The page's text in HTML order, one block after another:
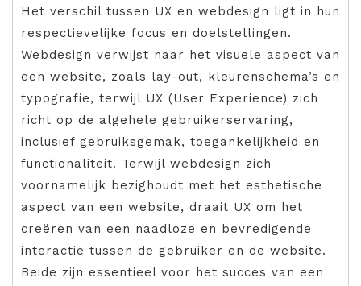
Het verschil tussen UX en webdesign ligt in hun
respectievelijke focus en doelstellingen.
Webdesign verwijst naar het visuele aspect van
een website, zoals lay-out, kleurenschema’s en
typografie, terwijl UX (User Experience) zich
richt op de algehele gebruikerservaring,
inclusief gebruiksgemak, toegankelijkheid en
functionaliteit. Terwijl webdesign zich
voornamelijk bezighoudt met het esthetische
aspect van een website, draait UX om het
creëren van een naadloze en bevredigende
interactie tussen de gebruiker en de website.
Beide zijn essentieel voor het succes van een